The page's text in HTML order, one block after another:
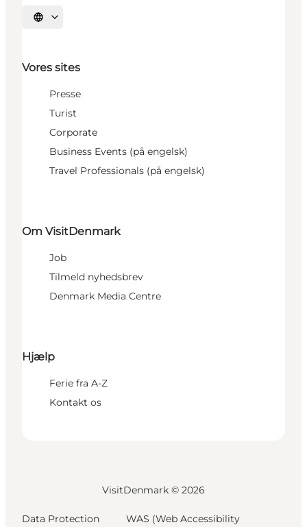
Vælg sprog
Vores sites
Presse
Turist
Corporate
Business Events (på engelsk)
Travel Professionals (på engelsk)
Om VisitDenmark
Job
Tilmeld nyhedsbrev
Denmark Media Centre
Hjælp
Ferie fra A-Z
Kontakt os
VisitDenmark © 2026
Data Protection
WAS (Web Accessibility